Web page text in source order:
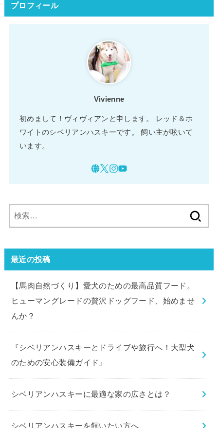
プロフィール
Vivienne
初めまして！ヴィヴィアンと申します。 レッド＆ホ
ワイトのシベリアンハスキーです。 飼い主が呟いて
います。
索:
最近の投稿
【馬肉自然づくり】愛犬のための最高品質フード。
ヒューマングレードの贅沢ドッグフード、始めませ
んか？
『シベリアンハスキーとドライブや旅行へ！大型犬
のための安心装備ガイド』
シベリアンハスキーに最適な家の広さとは？
シベリアンハスキーを飼いたい方へ